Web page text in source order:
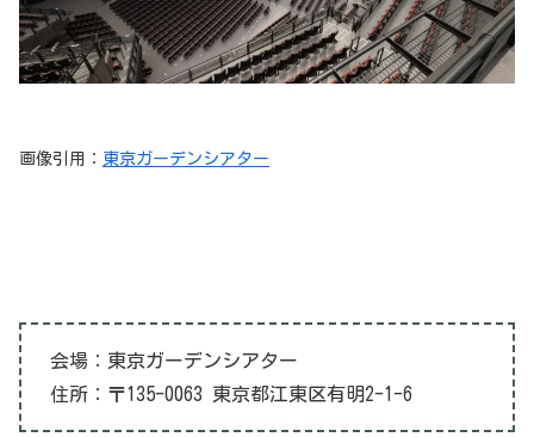
画像引用： 東京ガーデンシアター
会場：東京ガーデンシアター
住所：〒135-0063 東京都江東区有明2-1-6